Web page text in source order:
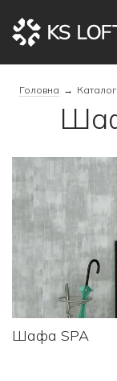
Головна →
Шафа SPA